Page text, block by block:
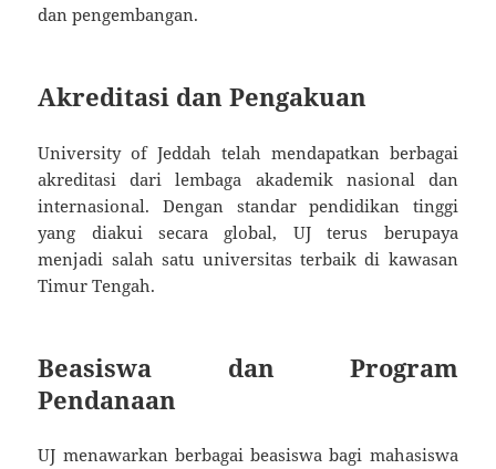
dan pengembangan.
Akreditasi dan Pengakuan
University of Jeddah telah mendapatkan berbagai
akreditasi dari lembaga akademik nasional dan
internasional. Dengan standar pendidikan tinggi
yang diakui secara global, UJ terus berupaya
menjadi salah satu universitas terbaik di kawasan
Timur Tengah.
Beasiswa dan Program
Pendanaan
UJ menawarkan berbagai beasiswa bagi mahasiswa